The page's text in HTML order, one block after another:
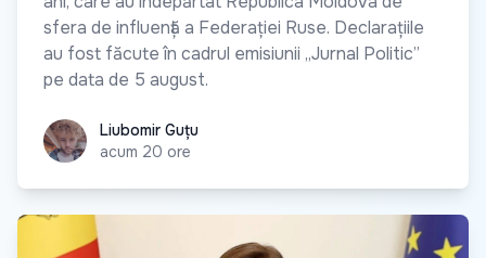
sfera de influență a Federației Ruse. Declarațiile
au fost făcute în cadrul emisiunii „Jurnal Politic”
pe data de 5 august.
Liubomir Guțu
Liubomir Guțu
acum 20 ore